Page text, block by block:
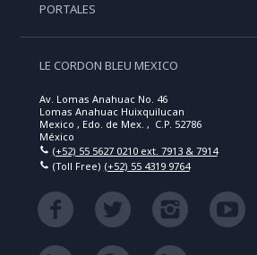
PORTALES
LE CORDON BLEU MEXICO
Av. Lomas Anahuac No. 46
Lomas Anahuac Huixquilucan
Mexico , Edo. de Mex. , C.P. 52786
México
(+52) 55 5627 0210 ext. 7913 & 7914
(Toll Free) (+52) 55 4319 9764